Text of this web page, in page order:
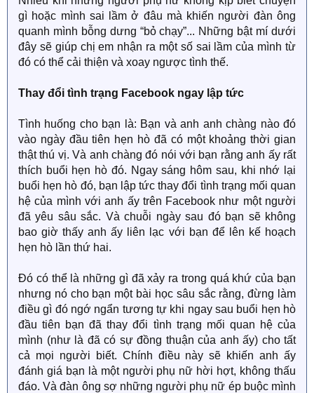
gì hoặc mình sai lầm ở đâu mà khiến người đàn ông
quanh mình bỗng dưng “bỏ chạy”... Những bật mí dưới
đây sẽ giúp chị em nhận ra một số sai lầm của mình từ
đó có thể cải thiện và xoay ngược tình thế.
Thay đổi tình trạng Facebook ngay lập tức
Tình huống cho bạn là: Bạn và anh anh chàng nào đó
vào ngày đầu tiên hẹn hò đã có một khoảng thời gian
thật thú vị. Và anh chàng đó nói với bạn rằng anh ấy rất
thích buổi hẹn hò đó. Ngay sáng hôm sau, khi nhớ lại
buổi hẹn hò đó, bạn lập tức thay đổi tình trạng mối quan
hệ của mình với anh ấy trên Facebook như một người
đã yêu sâu sắc. Và chuỗi ngày sau đó bạn sẽ không
bao giờ thấy anh ấy liên lạc với bạn để lên kế hoạch
hẹn hò lần thứ hai.
Đó có thể là những gì đã xảy ra trong quá khứ của bạn
nhưng nó cho bạn một bài học sâu sắc rằng, đừng làm
điều gì đó ngớ ngẩn tương tự khi ngay sau buổi hẹn hò
đầu tiên bạn đã thay đổi tình trạng mối quan hệ của
mình (như là đã có sự đồng thuận của anh ấy) cho tất
cả mọi người biết. Chính điều này sẽ khiến anh ấy
đánh giá bạn là một người phụ nữ hời hợt, không thấu
đáo. Và đàn ông sợ những người phụ nữ ép buộc mình